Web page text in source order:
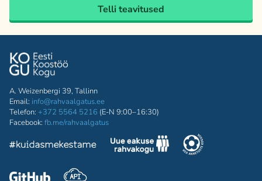
Telli teavitused
A. Weizenbergi 39, Tallinn
Email: info@rahvaalgatus.ee
Telefon: +372 5564 5216 (E-N 9:00–16:30)
Facebook: fb.me/rahvaalgatus